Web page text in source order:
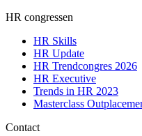
HR congressen
HR Skills
HR Update
HR Trendcongres 2026
HR Executive
Trends in HR 2023
Masterclass
Contact